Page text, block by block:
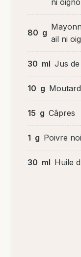
80 g
ail ni
30 ml Jus
10 g
15 g Câpres
1 g Poivre
30 ml Huile